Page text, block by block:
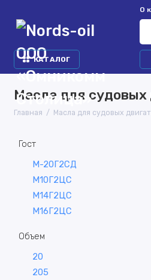
О
КАТАЛОГ
Масла для
Главная Масла для судовых
Гост
М-20Г2СД
М10Г2ЦС
М14Г2ЦС
М16Г2ЦС
Объем
20
205